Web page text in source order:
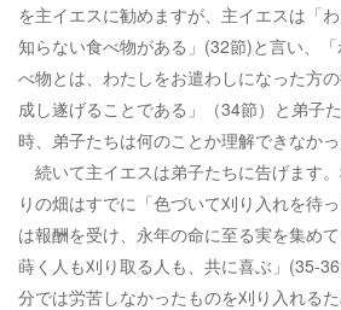
を主イエスに勧めますが、主イエスは「
知らない食べ物がある」(32節)と言い、
べ物とは、わたしをお遣わしになった方
成し遂げることである」（34節）と弟子
時、弟子たちは何のことか理解できなかっ
続いて主イエスは弟子たちに告げます
りの畑はすでに「色づいて刈り入れを待
は報酬を受け、永年の命に至る実を集め
蒔く人も刈り取る人も、共に喜ぶ」(35-
分では労苦しなかったものを刈り入れる